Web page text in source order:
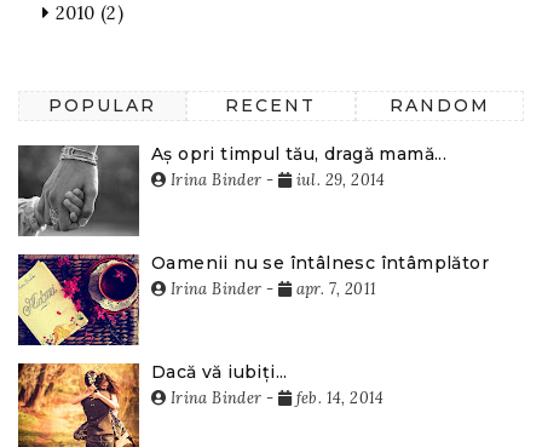
2010 (2)
POPULAR RECENT RANDOM
Aș opri timpul tău, dragă mamă...
Irina Binder - iul. 29, 2014
Oamenii nu se întâlnesc întâmplător
Irina Binder - apr. 7, 2011
Dacă vă iubiți...
Irina Binder - feb. 14, 2014